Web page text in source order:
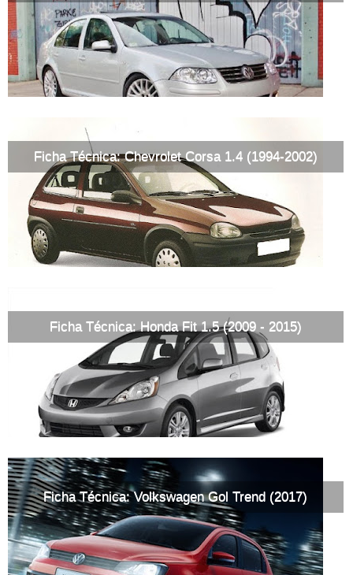
Ficha Técnica: Chevrolet Corsa 1.4 (1994-2002)
Ficha Técnica: Honda Fit 1.5 (2009 - 2015)
Ficha Técnica: Volkswagen Gol Trend (2017)